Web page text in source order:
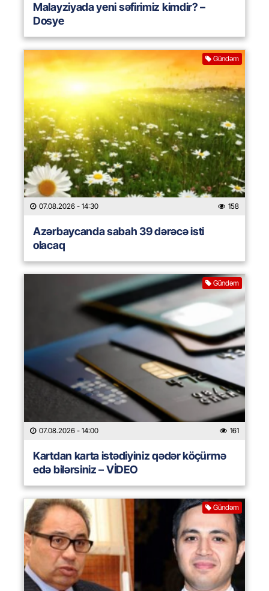
Malayziyada yeni səfirimiz kimdir? –
Dosye
Gündəm
07.08.2026 - 14:30 158
Azərbaycanda sabah 39 dərəcə isti
olacaq
Gündəm
07.08.2026 - 14:00 161
Kartdan karta istədiyiniz qədər köçürmə
edə bilərsiniz – VİDEO
Gündəm